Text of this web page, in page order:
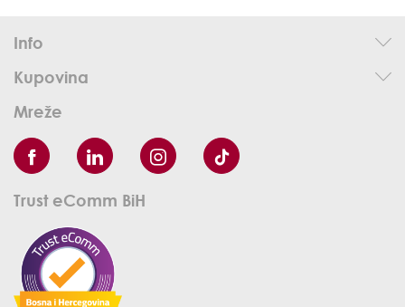
Info
Kupovina
Mreže
Trust eComm BiH